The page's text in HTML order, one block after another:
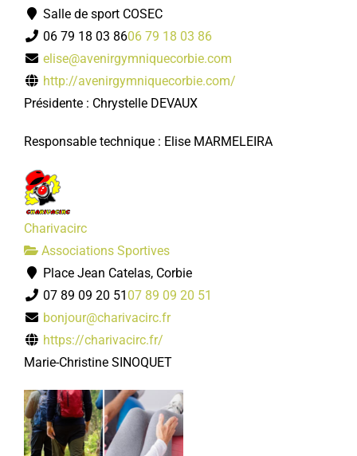
Salle de sport COSEC
06 79 18 03 8606 79 18 03 86
elise@avenirgymniquecorbie.com
http://avenirgymniquecorbie.com/
Présidente : Chrystelle DEVAUX
Responsable technique : Elise MARMELEIRA
Charivacirc
Associations Sportives
Place Jean Catelas, Corbie
07 89 09 20 51 07 89 09 20 51
bonjour@charivacirc.fr
https://charivacirc.fr/
Marie-Christine SINOQUET